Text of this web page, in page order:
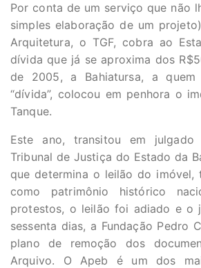
Por conta de um serviço que não
simples elaboração de um
Arquitetura, o TGF, cobra ao
dívida que já se aproxima dos
de 2005, a Bahiatursa, a quem
“dívida”, colocou em penhora o
Tanque.
Este ano, transitou em
Tribunal de Justiça do Estado da
que determina o leilão do imóvel,
como patrimônio histórico
protestos, o leilão foi adiado e o
sessenta dias, a Fundação Pedro
plano de remoção dos
Arquivo. O Apeb é um dos